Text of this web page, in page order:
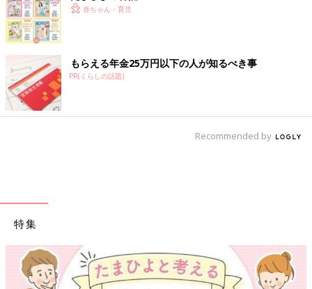
赤ちゃん・育児
もらえる年金25万円以下の人が知るべき事
PR(くらしの話題)
Recommended by
特集
【ワクチン接種できるものも】妊婦の感染症対策、知っ